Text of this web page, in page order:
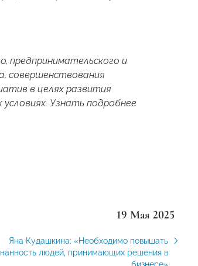
предпринимательского и
совершенствования
в целях развития
условиях. Узнать подробнее
19 Мая 2025
Яна Кудашкина: «Необходимо повышать
людей, принимающих решения в